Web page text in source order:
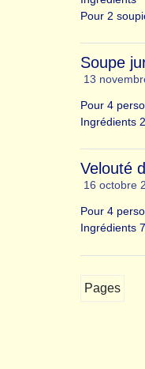
Pour 2
Soupe
13
Pour 4
Ingrédients
Velouté
16 octobre
Pour 4
Ingrédients
Pages